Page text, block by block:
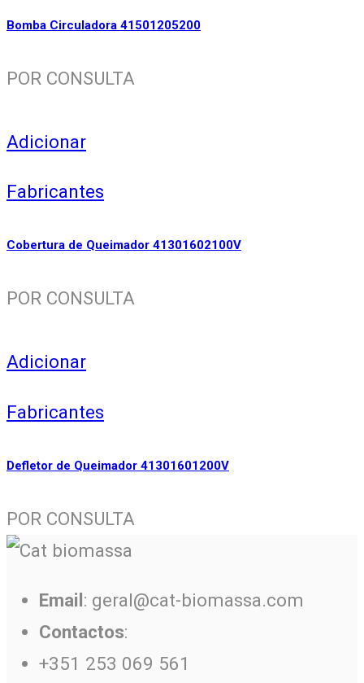
Bomba Circuladora 41501205200
POR CONSULTA
Adicionar
Fabricantes
Cobertura de Queimador 41301602100V
POR CONSULTA
Adicionar
Fabricantes
Defletor de Queimador 41301601200V
POR CONSULTA
Email: geral@cat-biomassa.com
Contactos:
+351 253 069 561